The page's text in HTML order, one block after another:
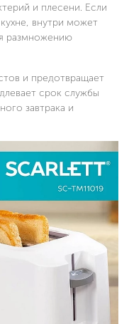
и плесени. Если
внутри может
размножению
и предотвращает
срок службы
завтрака и